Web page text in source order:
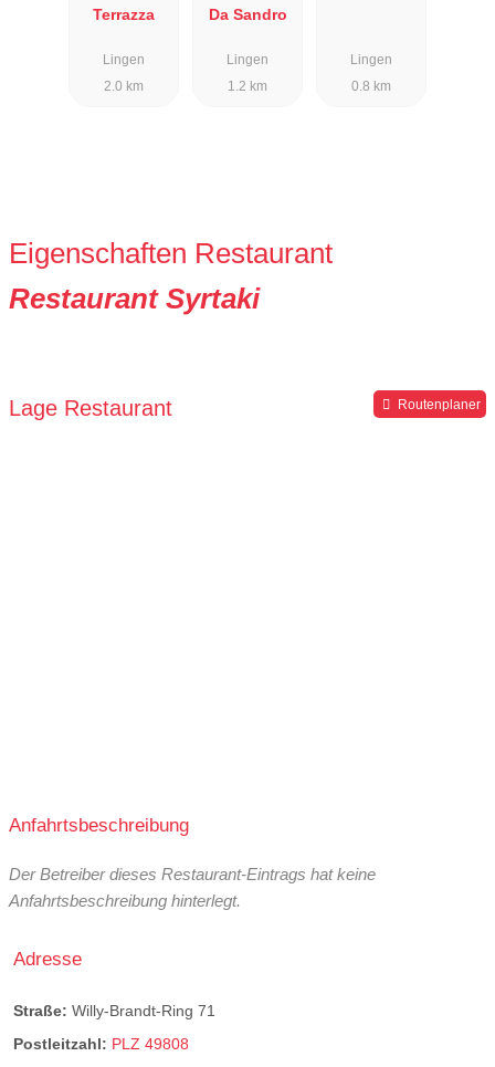
Terrazza
Lingen
2.0 km
Da Sandro
Lingen
1.2 km
Lingen
0.8 km
Eigenschaften Restaurant
Restaurant Syrtaki
Lage Restaurant Routenplaner
Anfahrtsbeschreibung
Der Betreiber dieses Restaurant-Eintrags hat keine
Anfahrtsbeschreibung hinterlegt.
Adresse
Straße: Willy-Brandt-Ring 71
Postleitzahl: PLZ 49808